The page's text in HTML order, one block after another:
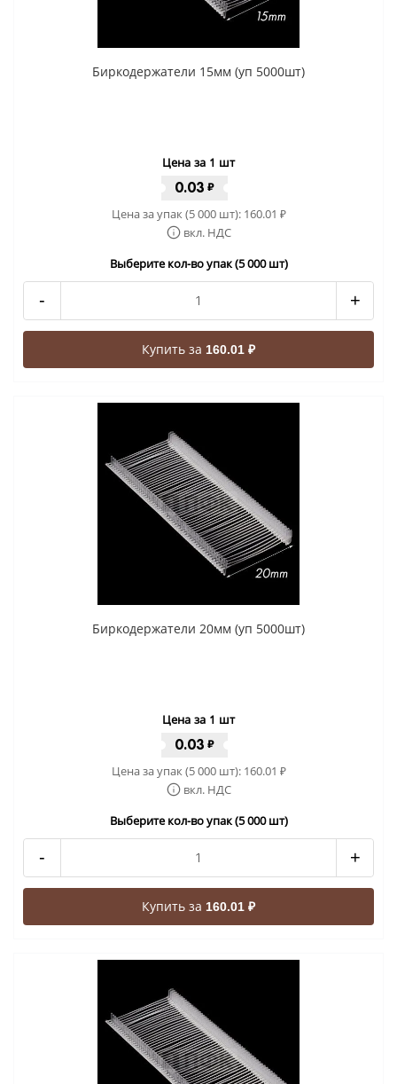
Биркодержатели 15мм (уп 5000шт)
Цена за 1 шт
0.03 ₽
Цена за упак (5 000 шт): 160.01 ₽
вкл. НДС
Выберите кол-во упак (5 000 шт)
- +
Купить за 160.01 ₽
Биркодержатели 20мм (уп 5000шт)
Цена за 1 шт
0.03 ₽
Цена за упак (5 000 шт): 160.01 ₽
вкл. НДС
Выберите кол-во упак (5 000 шт)
- +
Купить за 160.01 ₽